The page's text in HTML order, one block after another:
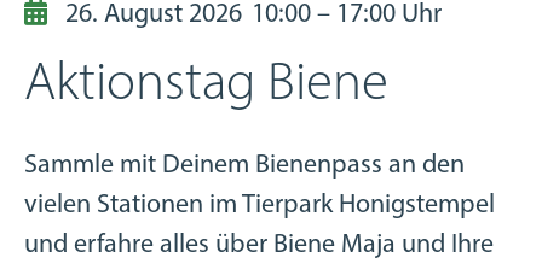
26. August 2026 10:00 – 17:00 Uhr
Aktionstag Biene
Sammle mit Deinem Bienenpass an den
vielen Stationen im Tierpark Honigstempel
und erfahre alles über Biene Maja und Ihre